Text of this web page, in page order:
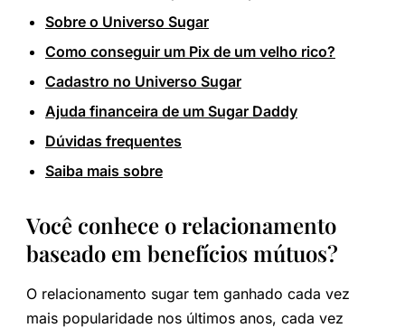
Sobre o Universo Sugar
Como conseguir um Pix de um velho rico?
Cadastro no Universo Sugar
Ajuda financeira de um Sugar Daddy
Dúvidas frequentes
Saiba mais sobre
Você conhece o relacionamento
baseado em benefícios mútuos?
O relacionamento sugar tem ganhado cada vez
mais popularidade nos últimos anos, cada vez